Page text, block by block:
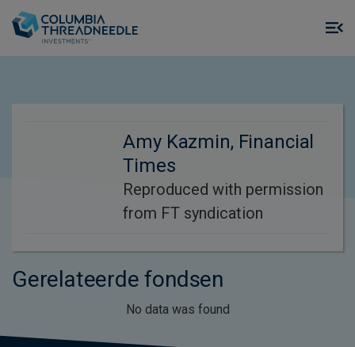
Amy Kazmin, Financial
Times
Reproduced with permission
from FT syndication
Gerelateerde fondsen
No data was found